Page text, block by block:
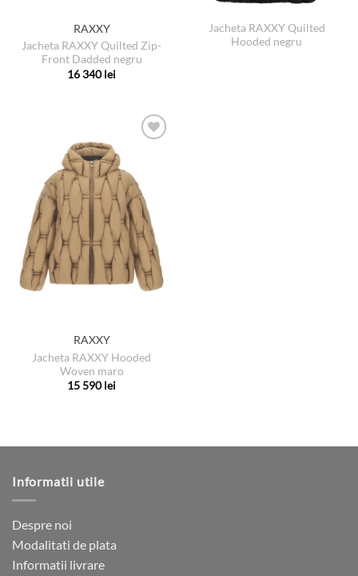
RAXXY
Jacheta RAXXY Quilted Zip-
Front Dadded negru
16 340lei
multe
variații.
Opțiunile
pot
alese
în
pagina
produsului.
Jacheta RAXXY Quilted
Hooded negru
RAXXY
Jacheta RAXXY Hooded
Woven maro
15 590lei
mai
variații.
alese
în
Informatii utile
Despre noi
Modalitati de plata
Informatii livrare